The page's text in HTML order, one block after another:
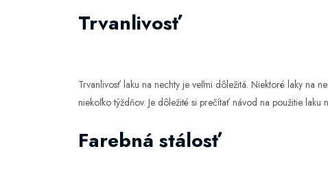
Trvanlivosť
Trvanlivosť laku na nechty je veľmi dôležitá. Niektoré laky na
niekoľko týždňov. Je dôležité si prečítať návod na použitie laku
Farebná stálosť